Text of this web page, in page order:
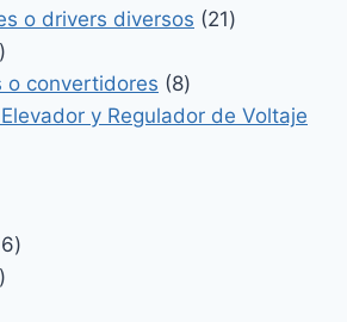
productos
o drivers diversos 2121
4
o convertidores 88
productos
y Regulador de Voltaje
16
4